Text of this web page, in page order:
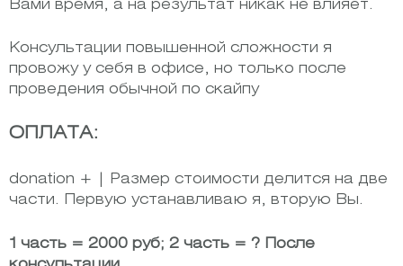
Вами время, а на результат никак не влияет.
Консультации повышенной сложности я
провожу у себя в офисе, но только после
проведения обычной по скайпу
ОПЛАТА:
donation + | Размер стоимости делится на две
части. Первую устанавливаю я, вторую Вы.
1 часть = 2000 руб; 2 часть = ? После